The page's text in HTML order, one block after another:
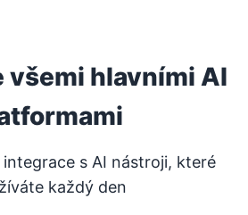
všemi hlavními AI
s AI nástroji, které
každý den